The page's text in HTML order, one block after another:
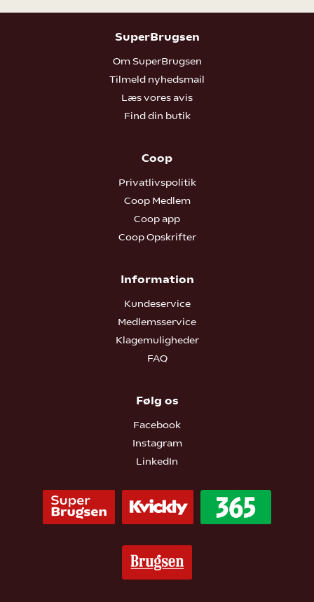
SuperBrugsen
Om SuperBrugsen
Tilmeld nyhedsmail
Læs vores avis
Find din butik
Coop
Privatlivspolitik
Coop Medlem
Coop app
Coop Opskrifter
Information
Kundeservice
Medlemsservice
Klagemuligheder
FAQ
Følg os
Facebook
Instagram
LinkedIn